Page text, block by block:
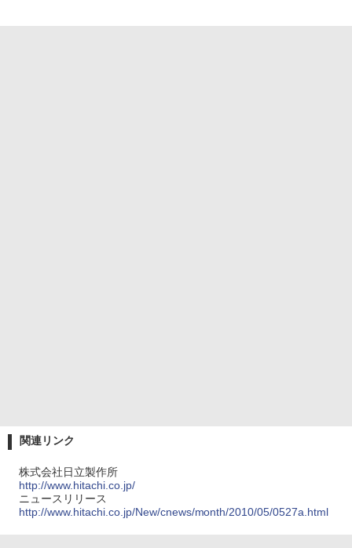
関連リンク
株式会社日立製作所
http://www.hitachi.co.jp/
ニュースリリース
http://www.hitachi.co.jp/New/cnews/month/2010/05/0527a.html